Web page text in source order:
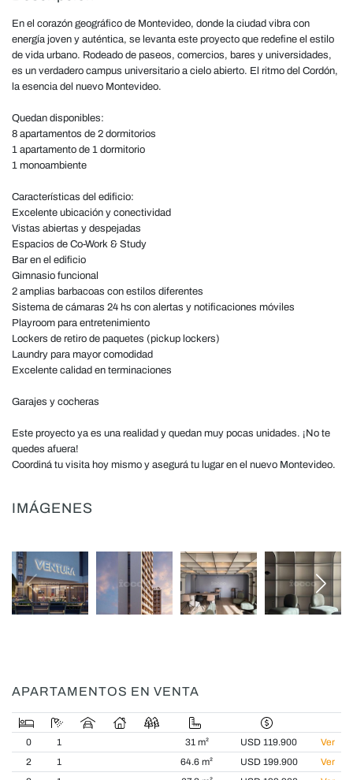
En el corazón geográfico de Montevideo, donde la ciudad vibra con
energía joven y auténtica, se levanta este proyecto que redefine el estilo
de vida urbano. Rodeado de paseos, comercios, bares y universidades,
es un verdadero campus universitario a cielo abierto. El ritmo del Cordón,
la esencia del nuevo Montevideo.
Quedan disponibles:
8 apartamentos de 2 dormitorios
1 apartamento de 1 dormitorio
1 monoambiente
Características del edificio:
Excelente ubicación y conectividad
Vistas abiertas y despejadas
Espacios de Co-Work & Study
Bar en el edificio
Gimnasio funcional
2 amplias barbacoas con estilos diferentes
Sistema de cámaras 24 hs con alertas y notificaciones móviles
Playroom para entretenimiento
Lockers de retiro de paquetes (pickup lockers)
Laundry para mayor comodidad
Excelente calidad en terminaciones
Garajes y cocheras
Este proyecto ya es una realidad y quedan muy pocas unidades. ¡No te
quedes afuera!
Coordiná tu visita hoy mismo y asegurá tu lugar en el nuevo Montevideo.
IMÁGENES
APARTAMENTOS EN VENTA
0 1 31 m² USD 119.900
Ver
2
1 64.6 m² USD 199.900
Ver